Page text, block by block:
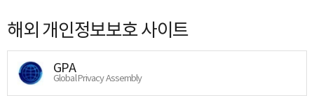
해외 개인정보보호 사이트
GPA
Global Privacy Assembly